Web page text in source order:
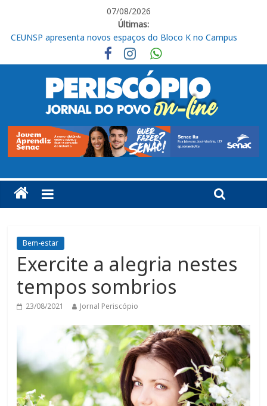
07/08/2026
Últimas:
CEUNSP apresenta novos espaços do Bloco K no Campus
Itu registra alta no Ideb e alcança nota 6,5 nos anos iniciais do
Ensino Fundamental
Fraternidades Franciscanas realizam ação solidária em
benefício do Lar Santo Inácio, em Itu
CIS abre 10 vagas de estágio para estudantes de diversas
áreas em Itu
Livro “Roberto de Francisco, organista em Itu” será lançado
nesta sexta
Bem-estar
Exercite a alegria nestes
tempos sombrios
23/08/2021 Jornal Periscópio